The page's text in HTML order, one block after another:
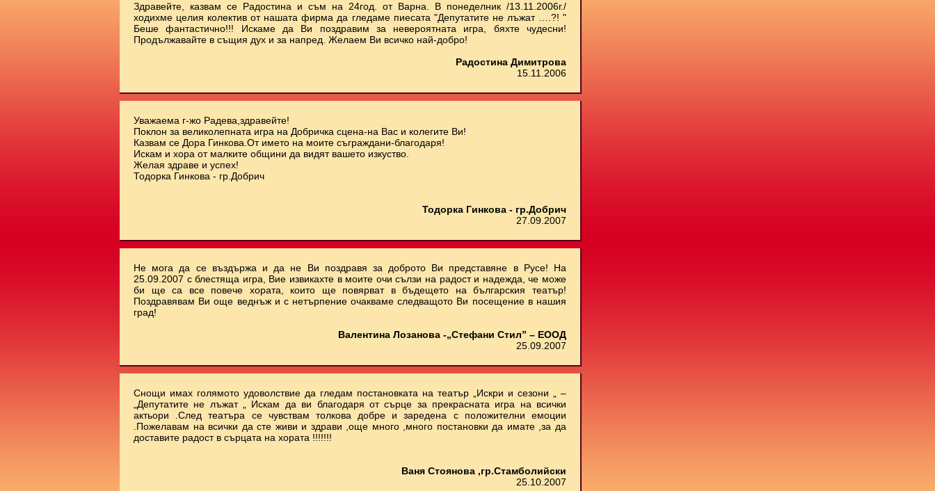
Здравейте, казвам се Радостина и съм на 24год. от Варна. В понеделник /13.11.2006г./
ходихме целия колектив от нашата фирма да гледаме пиесата "Депутатите не лъжат ….?! "
Беше фантастично!!! Искаме да Ви поздравим за невероятната игра, бяхте чудесни!
Продължавайте в същия дух и за напред. Желаем Ви всичко най-добро!
Радостина Димитрова
15.11.2006
Уважаема г-жо Радева,здравейте!
Поклон за великолепната игра на Добричка сцена-на Вас и колегите Ви!
Казвам се Дора Гинкова.От името на моите съграждани-благодаря!
Искам и хора от малките общини да видят вашето изкуство.
Желая здраве и успех!
Тодорка Гинкова - гр.Добрич
Тодорка Гинкова - гр.Добрич
27.09.2007
Не мога да се въздържа и да не Ви поздравя за доброто Ви представяне в Русе! На
25.09.2007 с блестяща игра, Вие извикахте в моите очи сълзи на радост и надежда, че може
би ще са все повече хората, които ще повярват в бъдещето на българския театър!
Поздравявам Ви още веднъж и с нетърпение очакваме следващото Ви посещение в нашия
град!
Валентина Лозанова -„Стефани Стил” – ЕООД
25.09.2007
Снощи имах голямото удоволствие да гледам постановката на театър „Искри и сезони „ –
„Депутатите не лъжат „ Искам да ви благодаря от сърце за прекрасната игра на всички
актьори .След театъра се чувствам толкова добре и заредена с положителни емоции
.Пожелавам на всички да сте живи и здрави ,още много ,много постановки да имате ,за да
доставите радост в сърцата на хората !!!!!!!
Ваня Стоянова ,гр.Стамболийски
25.10.2007